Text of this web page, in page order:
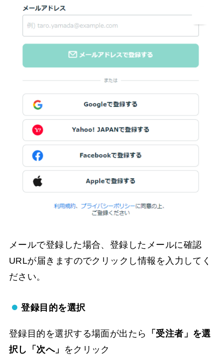
メールで登録した場合、登録したメールに確認
URLが届きますのでクリックし情報を入力してく
ださい。
登録目的を選択
登録目的を選択する場面が出たら
「受注者」を選
択し「次へ」
をクリック